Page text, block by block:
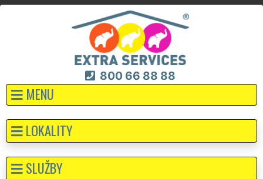
800 66 88 88
MENU
LOKALITY
SLUŽBY